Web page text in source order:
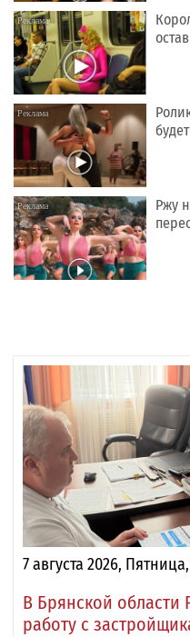
Ржу
7 августа 2026, Пятница,
В Брянской области
работу с